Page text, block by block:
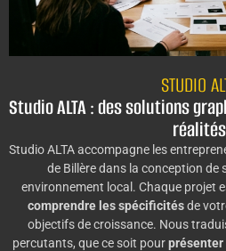
STUDIO
Studio ALTA : des solutions
réalités
Studio ALTA accompagne les
de Billère dans la conception de
environnement local. Chaque projet
comprendre les spécificitésde
objectifs de croissance. Nous
percutants, que ce soit pour